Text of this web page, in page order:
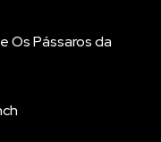
Os Pássaros da